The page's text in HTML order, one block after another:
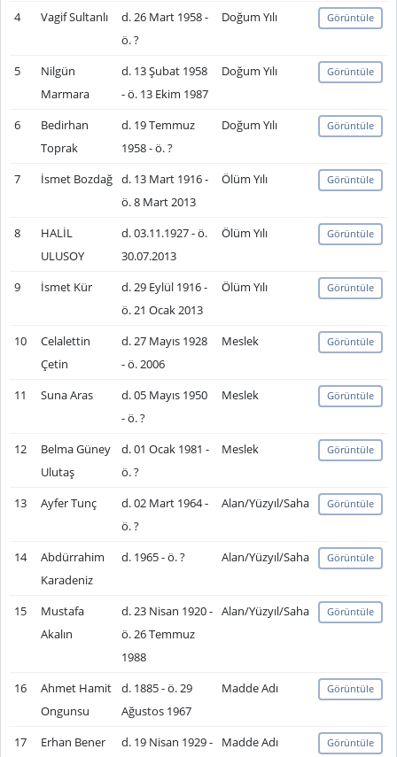
4 Vagif Sultanlı
d. 26 Mart 1958 -
ö. ?
Doğum Yılı Görüntüle
5
Nilgün
Marmara
d. 13 Şubat 1958
- ö. 13 Ekim 1987
Doğum Yılı Görüntüle
6
Bedirhan
Toprak
d. 19 Temmuz
1958 - ö. ?
Doğum Yılı Görüntüle
7 İsmet Bozdağ d. 13 Mart 1916 -
ö. 8 Mart 2013
Ölüm Yılı Görüntüle
8
HALİL
ULUSOY
d. 03.11.1927 - ö.
30.07.2013
Ölüm Yılı Görüntüle
9 İsmet Kür
d. 29 Eylül 1916 -
ö. 21 Ocak 2013
Ölüm Yılı Görüntüle
10
Celalettin
Çetin
d. 27 Mayıs 1928
- ö. 2006
Meslek Görüntüle
11 Suna Aras
d. 05 Mayıs 1950
- ö. ?
Meslek Görüntüle
12
Belma Güney
Ulutaş
d. 01 Ocak 1981 -
ö. ?
Meslek Görüntüle
13 Ayfer Tunç
d. 02 Mart 1964 -
ö. ?
Alan/Yüzyıl/Saha Görüntüle
14
Abdürrahim
Karadeniz
d. 1965 - ö. ? Alan/Yüzyıl/Saha Görüntüle
15
Mustafa
Akalın
d. 23 Nisan 1920 -
ö. 26 Temmuz
1988
Alan/Yüzyıl/Saha Görüntüle
16
Ahmet Hamit
Ongunsu
d. 1885 - ö. 29
Ağustos 1967
Madde Adı Görüntüle
17 Erhan Bener d. 19 Nisan 1929 - Madde Adı Görüntüle